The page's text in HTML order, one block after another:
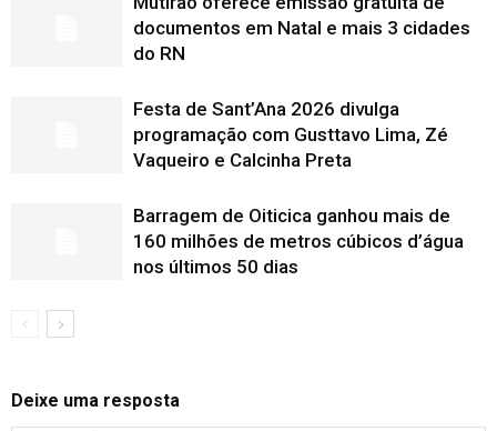
documentos em Natal e mais 3 cidades
do RN
Festa de Sant’Ana 2026 divulga
programação com Gusttavo Lima, Zé
Vaqueiro e Calcinha Preta
Barragem de Oiticica ganhou mais de
160 milhões de metros cúbicos d’água
nos últimos 50 dias
Deixe uma resposta